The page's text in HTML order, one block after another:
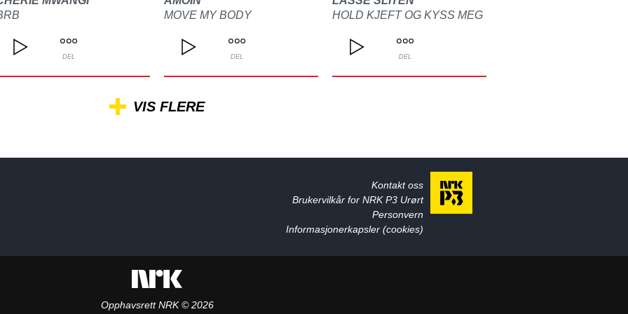
DEL
MOVE MY BODY
DEL
HOLD KJEFT OG KYSS MEG
DEL
VIS FLERE
Kontakt oss
Brukervilkår for NRK P3 Urørt
Personvern
Informasjonerkapsler (cookies)
Opphavsrett NRK © 2026